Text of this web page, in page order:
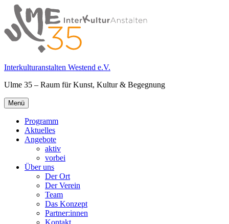
Springe
zum
Inhalt
Interkulturanstalten Westend e.V.
Ulme 35 – Raum für Kunst, Kultur & Begegnung
Primäres
Menü
Menü
Programm
Aktuelles
Angebote
aktiv
vorbei
Über uns
Der Ort
Der Verein
Team
Das Konzept
Partner:innen
Kontakt